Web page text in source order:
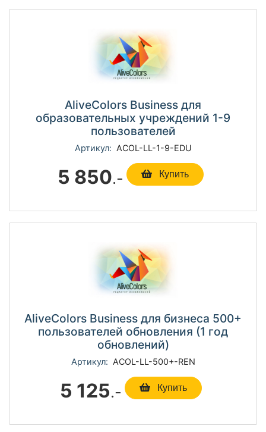
AliveColors Business для
образовательных учреждений 1-9
пользователей
Артикул: ACOL-LL-1-9-EDU
5 850.- Купить
AliveColors Business для бизнеса 500+
пользователей обновления (1 год
обновлений)
Артикул: ACOL-LL-500+-REN
5 125.- Купить